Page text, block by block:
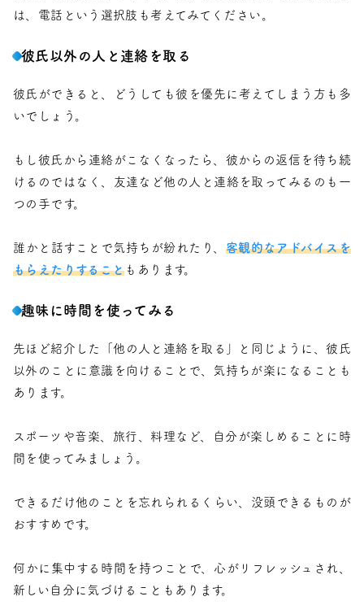
は、電話という選択肢も考えてみてください。
彼氏以外の人と連絡を取る
彼氏ができると、どうしても彼を優先に考えてしまう方も多
いでしょう。
もし彼氏から連絡がこなくなったら、彼からの返信を待ち続
けるのではなく、友達など他の人と連絡を取ってみるのも一
つの手です。
誰かと話すことで気持ちが紛れたり、 客観的なアドバイスを
もらえたりすること もあります。
趣味に時間を使ってみる
先ほど紹介した「他の人と連絡を取る」と同じように、彼氏
以外のことに意識を向けることで、気持ちが楽になることも
あります。
スポーツや音楽、旅行、料理など、自分が楽しめることに時
間を使ってみましょう。
できるだけ他のことを忘れられるくらい、没頭できるものが
おすすめです。
何かに集中する時間を持つことで、心がリフレッシュされ、
新しい自分に気づけることもあります。